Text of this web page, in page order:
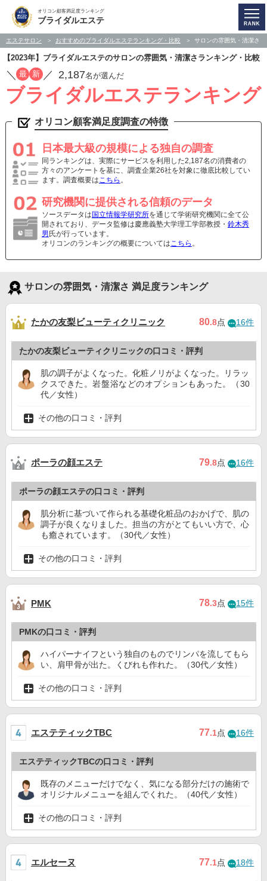
オリコン顧客満足度ランキング
ブライダルエステ
エステサロン おすすめのブライダルエステランキング・比較 サロンの雰囲気・清潔さ
【2023年】ブライダルエステのサロンの雰囲気・清潔さランキング・比較
／ 最 新 ／ 2,187名が選んだ
ブライダルエステランキング
オリコン顧客満足度調査の特徴
日本最大級の規模による独自の調査
同ランキングは、実際にサービスを利用した2,187名の消費者の
方々のアンケートを基に、調査企業26社を対象に徹底比較してい
ます。調査概要はこちら 。
研究機関に提供される信頼のデータ
ソースデータは 国立情報学研究所を通じて学術研究機関に全て公
開されており、データ監修は慶應義塾大学理工学部教授・ 鈴木秀
男 氏が行っています。
オリコンのランキングの概要についてはこちら 。
サロンの雰囲気・清潔さ 満足度ランキング
たかの友梨ビューティクリニック 80.8点 16件
たかの友梨ビューティクリニックの口コミ・評判
肌の調子がよくなった。化粧ノリがよくなった。リラッ
クスできた。岩盤浴などのオプションもあった。（30
代／女性）
その他の口コミ・評判
ポーラの顔エステ 79.8点 16件
ポーラの顔エステの口コミ・評判
肌分析に基づいて作られる基礎化粧品のおかげで、肌の
調子が良くなりました。担当の方がとてもいい方で、心
も癒されています。（30代／女性）
その他の口コミ・評判
PMK 78.3点 15件
PMKの口コミ・評判
ハイパーナイフという独自のものでリンパを流してもら
い、肩甲骨が出た。くびれも作れた。（30代／女性）
その他の口コミ・評判
エステティックTBC 77.1点 16件
エステティックTBCの口コミ・評判
既存のメニューだけでなく、気になる部分だけの施術で
オリジナルメニューを組んでくれた。（40代／女性）
その他の口コミ・評判
エルセーヌ 77.1点 18件